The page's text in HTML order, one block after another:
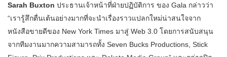
Sarah Buxton ประธานเจ้าหน้าที่ฝ่ายปฏิบัติการ ของ Gala กล่าวว่า
“เรารู้สึกตื่นเต้นอย่างมากที่จะนำเรื่องราวแปลกใหม่น่าสนใจจาก
หนังสือขายดีของ New York Times มาสู่ Web 3.0 โดยการสนับสนุน
จากทีมงานมากความสามารถทั้ง Seven Bucks Productions, Stick